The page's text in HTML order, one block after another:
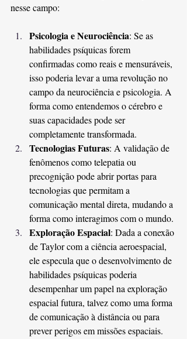
nesse campo:
Psicologia e Neurociência: Se as
habilidades psíquicas forem
confirmadas como reais e mensuráveis,
isso poderia levar a uma revolução no
campo da neurociência e psicologia. A
forma como entendemos o cérebro e
suas capacidades pode ser
completamente transformada.
Tecnologias Futuras: A validação de
fenômenos como telepatia ou
precognição pode abrir portas para
tecnologias que permitam a
comunicação mental direta, mudando a
forma como interagimos com o mundo.
Exploração Espacial: Dada a conexão
de Taylor com a ciência aeroespacial,
ele especula que o desenvolvimento de
habilidades psíquicas poderia
desempenhar um papel na exploração
espacial futura, talvez como uma forma
de comunicação à distância ou para
prever perigos em missões espaciais.